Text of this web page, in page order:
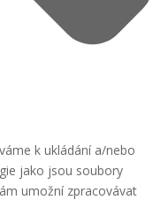
k ukládání a/nebo
jako jsou soubory
umožní zpracovávat